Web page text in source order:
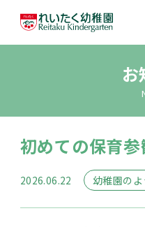
幼稚園のこと
大切にしてい
幼稚園での生活
未就園児クラス
お
初めての保育参
2026.06.22 幼稚園のよ